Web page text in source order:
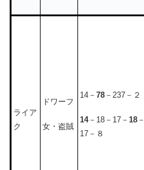
ライア
ク
ドワーフ
女・盗賊
14－ 78 －237－２
14－18－17－ 18 －
17－８